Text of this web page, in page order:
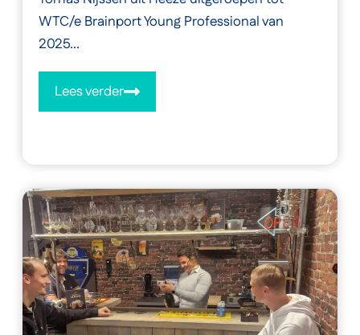
WTC/e Brainport Young Professional van
2025...
Lees verder